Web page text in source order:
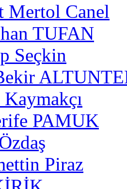
Mertol Canel
TUFAN
Seçkin
PAMUK
Piraz